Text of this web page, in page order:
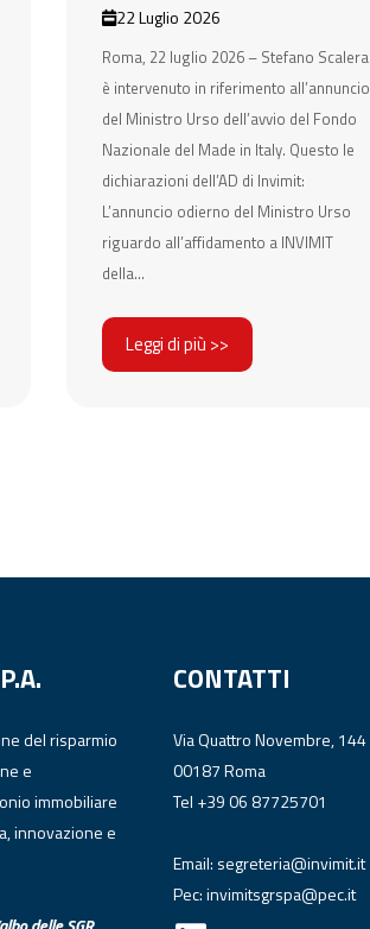
22 Luglio 2026
Roma, 22 luglio 2026 – Stefano Scalera
è intervenuto in riferimento all’annuncio
del Ministro Urso dell’avvio del Fondo
Nazionale del Made in Italy. Questo le
dichiarazioni dell’AD di Invimit:
L’annuncio odierno del Ministro Urso
riguardo all’affidamento a INVIMIT
della...
Leggi di più >>
del risparmio
e
immobiliare
innovazione e
CONTATTI
Via Quattro Novembre, 144
00187 Roma
Tel +39 06 87725701
Email: segreteria@invimit.it
Pec:invimitsgrspa@pec.it